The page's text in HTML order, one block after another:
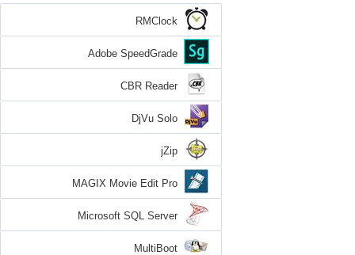
RMClock
Adobe SpeedGrade
CBR Reader
DjVu Solo
jZip
MAGIX Movie Edit Pro
Microsoft SQL Server
MultiBoot